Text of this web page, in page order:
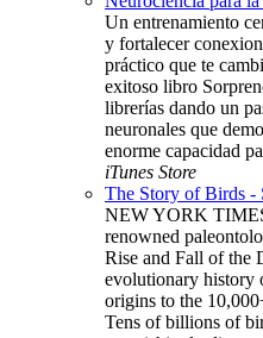
Un entrenamiento
y fortalecer
práctico que te
exitoso libro
librerías dando un
neuronales que
enorme capacidad
iTunes Store
The Story of Birds -
NEW YORK
renowned
Rise and Fall of the
evolutionary history
origins to the
Tens of billions of